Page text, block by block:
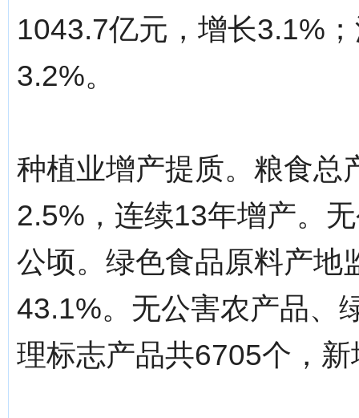
1043.7亿元，增长3.1%
3.2%。
种植业增产提质。粮食总
2.5%，连续13年增产。
公顷。绿色食品原料产地
43.1%。无公害农产品、
理标志产品共6705个，